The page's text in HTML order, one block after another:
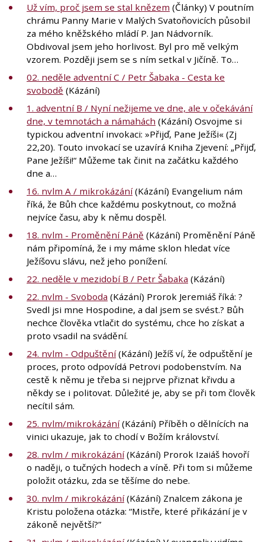
Už vím, proč jsem se stal knězem (Články) V poutním
chrámu Panny Marie v Malých Svatoňovicích působil
za mého kněžského mládí P. Jan Nádvorník.
Obdivoval jsem jeho horlivost. Byl pro mě velkým
vzorem. Později jsem se s ním setkal v Jičíně. To…
02. neděle adventní C / Petr Šabaka - Cesta ke
svobodě (Kázání)
1. adventní B / Nyní nežijeme ve dne, ale v očekávání
dne, v temnotách a námahách (Kázání) Osvojme si
typickou adventní invokaci: »Přijď, Pane Ježíši« (Zj
22,20). Touto invokací se uzavírá Kniha Zjevení: „Přijď,
Pane Ježíši!“ Můžeme tak činit na začátku každého
dne a…
16. nvlm A / mikrokázání(Kázání) Evangelium nám
říká, že Bůh chce každému poskytnout, co možná
nejvíce času, aby k němu dospěl.
18. nvlm - Proměnění Páně (Kázání) Proměnění Páně
nám připomíná, že i my máme sklon hledat více
Ježíšovu slávu, než jeho ponížení.
22. neděle v mezidobí B / Petr Šabaka (Kázání)
22. nvlm - Svoboda (Kázání) Prorok Jeremiáš říká: ?
Svedl jsi mne Hospodine, a dal jsem se svést.? Bůh
nechce člověka vtlačit do systému, chce ho získat a
proto vsadil na svádění.
24. nvlm - Odpuštění(Kázání) Ježíš ví, že odpuštění je
proces, proto odpovídá Petrovi podobenstvím. Na
cestě k němu je třeba si nejprve přiznat křivdu a
někdy se i politovat. Důležité je, aby se při tom člověk
necítil sám.
25. nvlm/mikrokázání(Kázání) Příběh o dělnících na
vinici ukazuje, jak to chodí v Božím království.
28. nvlm / mikrokázání(Kázání) Prorok Izaiáš hovoří
o naději, o tučných hodech a víně. Při tom si můžeme
položit otázku, zda se těšíme do nebe.
30. nvlm / mikrokázání(Kázání) Znalcem zákona je
Kristu položena otázka: “Mistře, které přikázání je v
zákoně největší?”